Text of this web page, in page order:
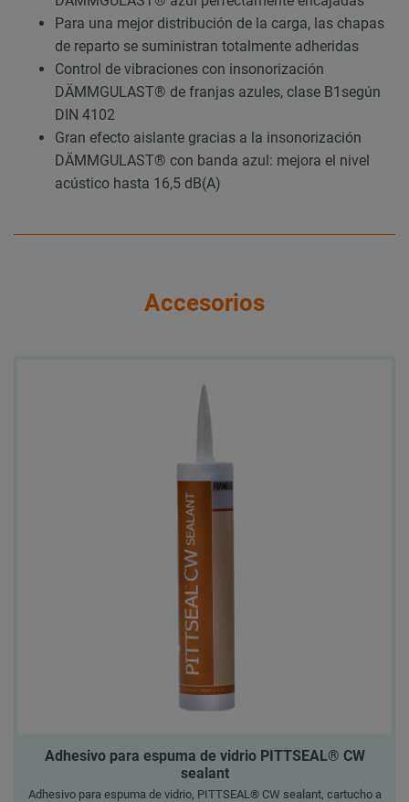
Para una mejor distribución de la carga, las chapas
de reparto se suministran totalmente adheridas
Control de vibraciones con insonorización
DÄMMGULAST® de franjas azules, clase B1según
DIN 4102
Gran efecto aislante gracias a la insonorización
DÄMMGULAST® con banda azul: mejora el nivel
acústico hasta 16,5 dB(A)
Accesorios
Adhesivo para espuma de vidrio PITTSEAL® CW
sealant
Adhesivo para espuma de vidrio, PITTSEAL® CW sealant, cartucho a